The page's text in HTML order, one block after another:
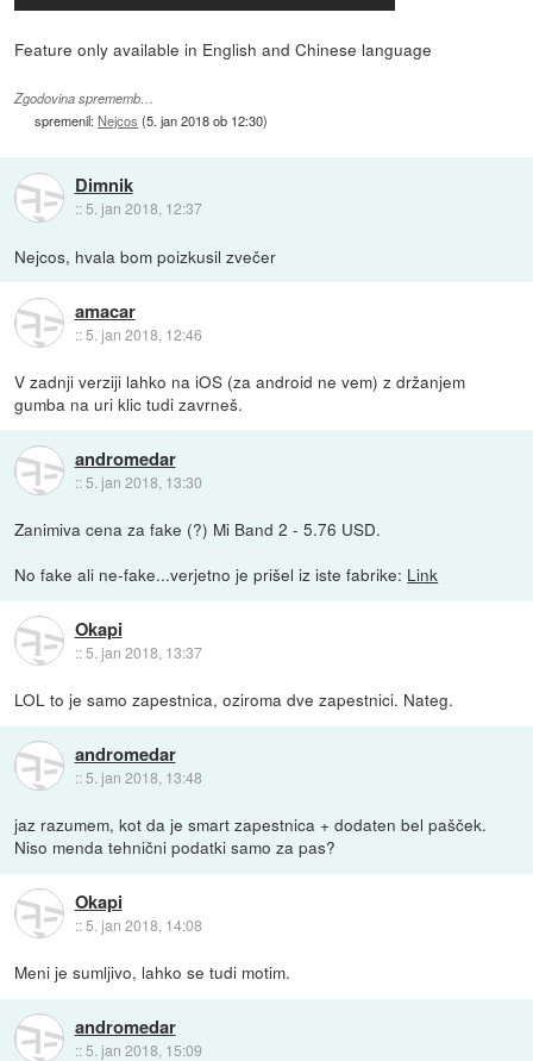
Feature only available in English and Chinese language
Zgodovina sprememb…
spremenil:Nejcos (5. jan 2018 ob 12:30)
Dimnik
:: 5. jan 2018, 12:37
Nejcos, hvala bom poizkusil zvečer
amacar
::5. jan 2018, 12:46
V zadnji verziji lahko na iOS (za android ne vem) z držanjem
gumba na uri klic tudi zavrneš.
andromedar
:: 5. jan 2018, 13:30
Zanimiva cena za fake (?) Mi Band 2 - 5.76 USD.
No fake ali ne-fake...verjetno je prišel iz iste fabrike: Link
Okapi
::5. jan 2018, 13:37
LOL to je samo zapestnica, oziroma dve zapestnici. Nateg.
andromedar
:: 5. jan 2018, 13:48
jaz razumem, kot da je smart zapestnica + dodaten bel pašček.
Niso menda tehnični podatki samo za pas?
Okapi
::5. jan 2018, 14:08
Meni je sumljivo, lahko se tudi motim.
andromedar
:: 5. jan 2018, 15:09